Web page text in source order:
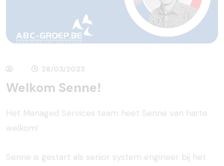
28/03/2023
Welkom Senne!
Het Managed Services team heet Senne van harte
welkom!
Senne is gestart als senior system engineer bij het